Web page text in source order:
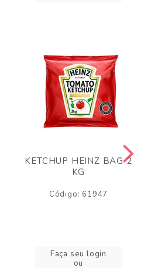
KETCHUP HEINZ BAG 2
KG
Código: 61947
Faça seu login
ou